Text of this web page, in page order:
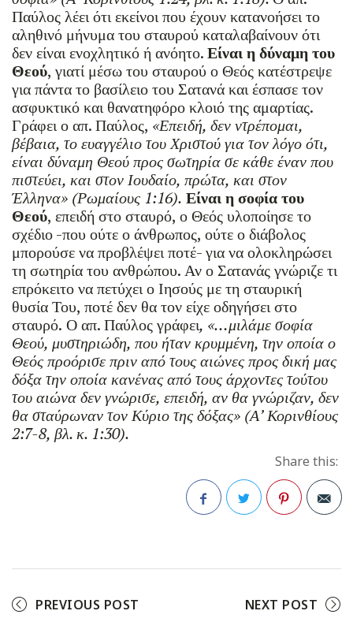
Παύλος λέει ότι εκείνοι που έχουν κατανοήσει το
αληθινό μήνυμα του σταυρού καταλαβαίνουν ότι
δεν είναι ενοχλητικό ή ανόητο.Είναι η δύναμη του
Θεού, γιατί μέσω του σταυρού ο Θεός κατέστρεψε
για πάντα το βασίλειο του Σατανά και έσπασε τον
ασφυκτικό και θανατηφόρο κλοιό της αμαρτίας.
Γράφει ο απ. Παύλος, «Επειδή, δεν ντρέπομαι,
βέβαια, το ευαγγέλιο του Χριστού για τον λόγο ότι,
είναι δύναμη Θεού προς σωτηρία σε κάθε έναν που
πιστεύει, και στον Ιουδαίο, πρώτα, και στον
Έλληνα» (Ρωμαίους 1:16). Είναι η σοφία του
Θεού, επειδή στο σταυρό, ο Θεός υλοποίησε το
σχέδιο -που ούτε ο άνθρωπος, ούτε ο διάβολος
μπορούσε να προβλέψει ποτέ- για να ολοκληρώσει
τη σωτηρία του ανθρώπου. Αν ο Σατανάς γνώριζε τι
επρόκειτο να πετύχει ο Ιησούς με τη σταυρική
θυσία Του, ποτέ δεν θα τον είχε οδηγήσει στο
σταυρό. Ο απ. Παύλος γράφει, «…μιλάμε σοφία
Θεού, μυστηριώδη, που ήταν κρυμμένη, την οποία ο
Θεός προόρισε πριν από τους αιώνες προς δική μας
δόξα την οποία κανένας από τους άρχοντες τούτου
του αιώνα δεν γνώρισε, επειδή, αν θα γνώριζαν, δεν
θα σταύρωναν τον Κύριο της δόξας» (Α’ Κορινθίους
2:7-8, βλ. κ. 1:30).
Share this:
PREVIOUS POST NEXT POST